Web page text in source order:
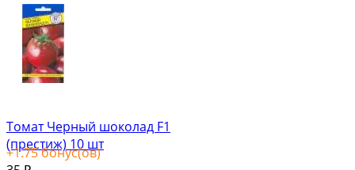
Томат Черный шоколад F1
(престиж) 10 шт
+1.75бонус(ов)